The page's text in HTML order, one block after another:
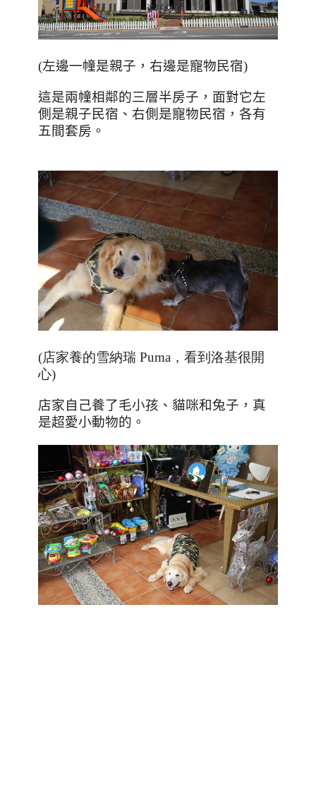
(左邊一幢是親子，右邊是寵物民宿)
這是兩幢相鄰的三層半房子，面對它左
側是親子民宿、右側是寵物民宿，各有
五間套房。
(店家養的雪納瑞 Puma，看到洛基很開
心)
店家自己養了毛小孩、貓咪和兔子，真
是超愛小動物的。